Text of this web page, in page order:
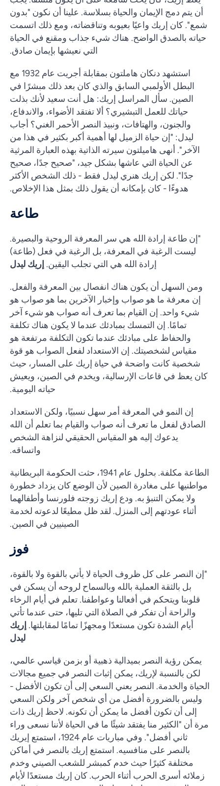
أن يتم دمج الإيمان والحياة بسلاسة. علينا أن نكون "بدون
شمع". كان إريك واعيًا بعيوبه وتناقضاته، ومع ذلك اتسمت
حياته بالصدق الواضح. هناك شيء جذاب ومقنع في الحياة
التي نعيشها بإيمان صادق.
استشهد دنكان هاملتون بمقابلة أجريت عام 1932 مع
البطل الأولمبي السابق والذي كان بعد ذلك مبشرًا في
الصين. سأل المراسل إريك: هل أنت سعيد لأنك بذلت
حياتك للعمل التبشيري؟ ألا تفتقد الأضواء، والاندفاع،
والجنون، والهتافات، ونبيذ النصر الأحمر الغني؟ أجاب
ليدل: "إن حياة الزميل لها أهمية أكبر بكثير في هذا من
الآخر". أنهى هاميلتون سيرته الذاتية بهذه العبارة المرثية
عن الحياة التي عاشها بشكل جيد، "صحيح جدًا، صحيح
جدًا". لكن إريك هنري ليدل فقط - ذلك الشخص الأكثر
هدوءًا - كان بإمكانه أن يقول ذلك بمثل هذا الإخلاص.
طاعة
"إن طاعة إرادة الله هي سر المعرفة الروحية والبصيرة.
ليست الرغبة في المعرفة، بل الرغبة في فعل (طاعة)
إرادة الله هي التي تجلب اليقين. إريك ليدل
ومن السهل أن يكون هناك انفصال بين المعرفة والفعل.
إن معرفة ما هو صواب وإخبار الآخرين بما هو صواب هو
شيء واحد. إن القيام بما تعرف أنه صواب هو شيء آخر
تمامًا. إن التمسك بمبادئك عندما لا يكون هناك تكلفة
والحفاظ على مبادئك عندما تكون التكلفة مرتفعة هو
مقياس لشخصيتك. إن الاستعداد لفعل الصواب هو قوة
شخصية كانت واضحة في حياة إريك على المسار، حيث
كان يعظ في قاعات الإرسالية، ويخدم في الصين، ويعيش
حياته اليومية.
إن النمو في المعرفة أمر سهل نسبيًا، ولكن الاستعداد
الصادق لفعل ما تعرف أنه صواب والقيام بما تعلم أن الله
يدعوك إليه هو المقياس الحقيقي لنزاهة الشخص
واتساقه.
الطاعة مكلفة. بحلول عام 1941، حثت الحكومة البريطانية
مواطنيها على مغادرة الصين لأن الوضع كان يزداد خطورة
ولا يمكن التنبؤ به. ودع إريك زوجته فلورنسا وأطفالهما
أثناء عودتهم إلى المنزل. لقد ظل مطيعًا لدعوته لخدمة
الصينيين في الصين.
فوز
"إن النصر على كل ظروف الحياة لا يأتي بالقوة ولا بالقوة،
بل بالثقة العملية بالله وبالسماح لروحه أن يسكن في
قلوبنا ويتحكم في أفعالنا وعواطفنا. تعلم في أيام الرخاء
والراحة أن تفكر في الصلاة التي تليها، حتى عندما تأتي
أيام الشدة تكون مستعدًا ومجهزًا تمامًا لمقابلتها. إريك
ليدل
يمكن رؤية النصر بميدالية ذهبية أو بزمن قياسي عالمي،
لكن بالنسبة لإريك، يمكن إثبات النصر في جميع مجالات
الحياة والخدمة. النصر يعني السعي إلى أن تكون الأفضل -
وليس بالضرورة أفضل من أي شخص آخر ولكن السعي
إلى أن تكون أفضل ما يمكن أن تكونه. لاحظ إريك ذات
مرة أن "الكثير منا يفتقد شيئًا ما في الحياة لأننا نسعى وراء
ثاني أفضل". وفي مباريات عام 1924، استمتع إيريك
بالنصر على منافسيه. استمتع إريك بالنصر في أماكن
مختلفة كثيرًا حيث خدم كمبشر للشعب الصيني وخدم
زملائه أسرى الحرب أثناء الحرب. كان إريك مستعدًا لأيام